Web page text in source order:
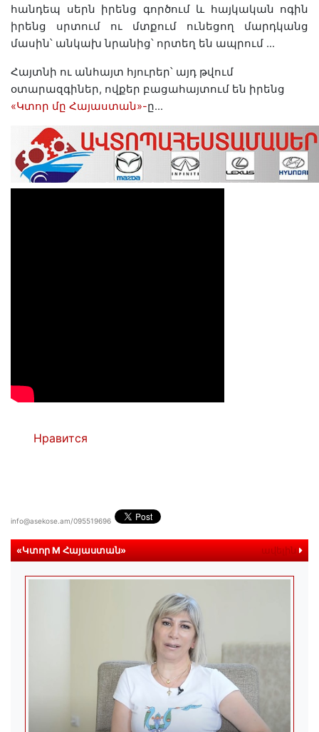
հանդեպ սերն իրենց գործում և հայկական ոգին
իրենց սրտում ու մտքում ունեցող մարդկանց
մասին՝ անկախ նրանից՝ որտեղ են ապրում …
Հայտնի ու անհայտ հյուրեր՝ այդ թվում
օտարազգիներ, ովքեր բացահայտում են իրենց
«Կտոր մը Հայաստան»-ը…
Нравится
info@asekose.am/095519696
«Կտոր M Հայաստան» ավելին